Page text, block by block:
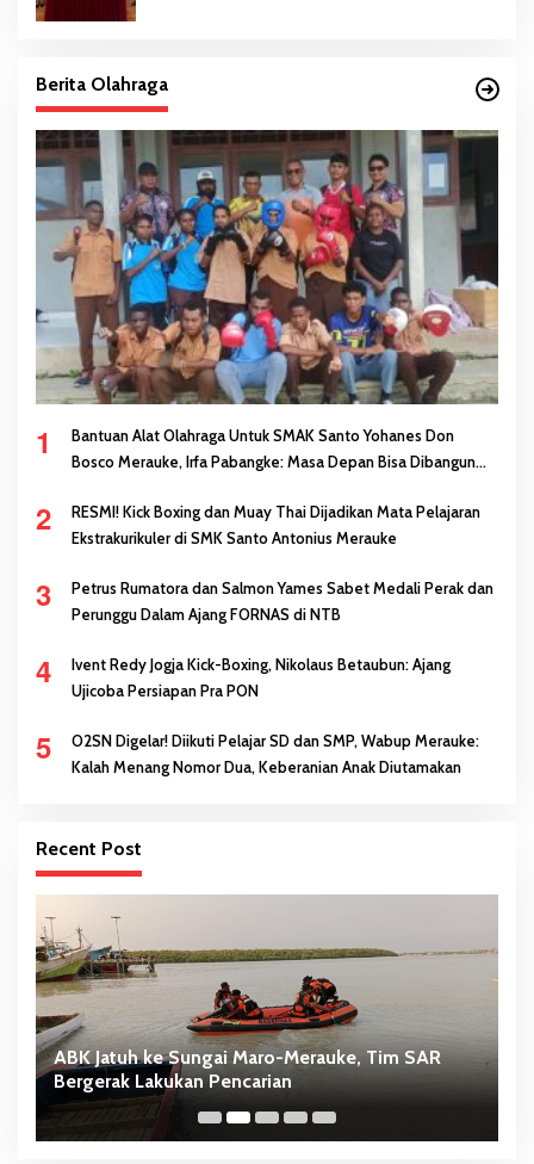
Berita Olahraga
1
Bantuan Alat Olahraga Untuk SMAK Santo Yohanes Don
Bosco Merauke, Irfa Pabangke: Masa Depan Bisa Dibangun
2
RESMI! Kick Boxing dan Muay Thai Dijadikan Mata Pelajaran
Ekstrakurikuler di SMK Santo Antonius Merauke
3
Petrus Rumatora dan Salmon Yames Sabet Medali Perak dan
Perunggu Dalam Ajang FORNAS di NTB
4
Ivent Redy Jogja Kick-Boxing, Nikolaus Betaubun: Ajang
Ujicoba Persiapan Pra PON
5
O2SN Digelar! Diikuti Pelajar SD dan SMP, Wabup Merauke:
Kalah Menang Nomor Dua, Keberanian Anak Diutamakan
Recent Post
ABK Jatuh ke Sungai Maro-Merauke, Tim SAR
Bergerak Lakukan Pencarian